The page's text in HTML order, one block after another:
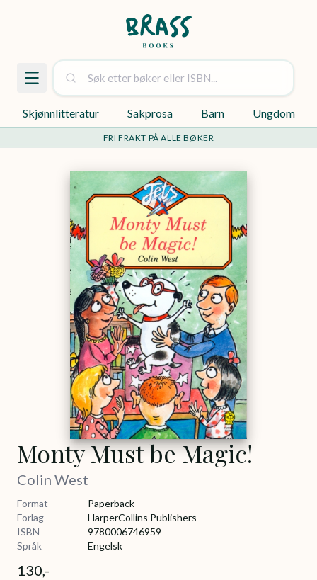
Skjønnlitteratur Sakprosa Barn Ungdom
FRI FRAKT PÅ ALLE BØKER
Monty Must be Magic!
Colin West
Format
Paperback
Forlag
HarperCollins Publishers
ISBN
9780006746959
Språk
Engelsk
130,-